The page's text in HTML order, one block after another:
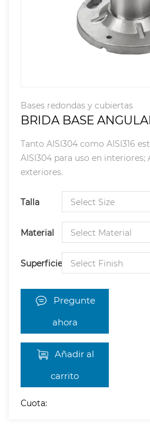
Bases redondas y cubiertas
BRIDA BASE
Tanto AISI304 como AISI316
AISI304 para uso en interiores;
exteriores.
Talla
Material
Superficie
Pregunte
ahora
Añadir al
carrito
Cuota: